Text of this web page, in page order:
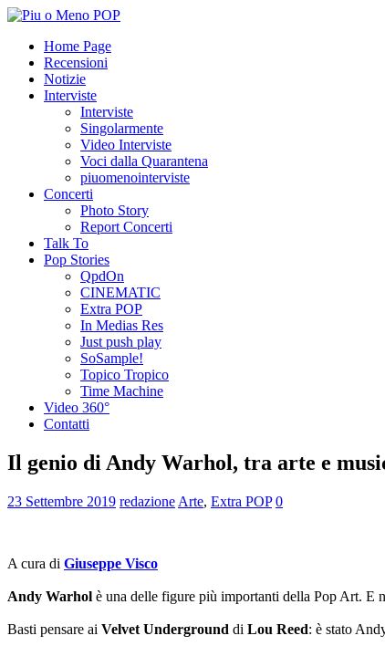
Home Page
Recensioni
Notizie
Interviste
Interviste
Singolarmente
Video Interviste
Voci dalla Quarantena
piuomenointerviste
Concerti
Photo Story
Report Concerti
Talk To
Pop Stories
QpdOn
CINEMATIC
Extra POP
In Medias Res
Just push play
SoSample!
Topico Tropico
Time Machine
Video 360°
Contatti
Il genio di Andy Warhol, tra arte e
23 Settembre 2019 redazione Arte, Extra POP 0
A cura di Giuseppe Visco
Andy Warhol è una delle figure più importanti della Pop Art. E
Basti pensare ai Velvet Underground di Lou Reed: è stato